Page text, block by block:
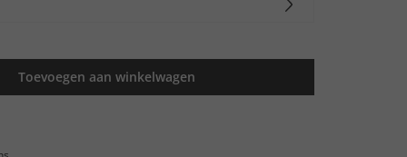
Toevoegen aan winkelwagen